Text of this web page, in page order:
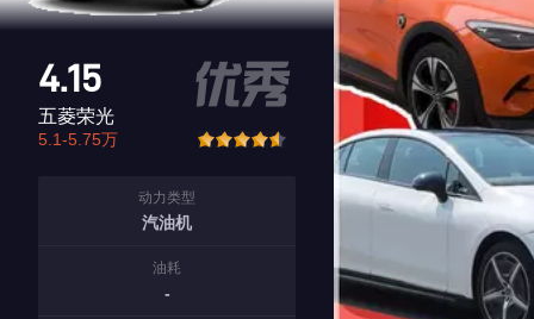
4.15
五菱荣光
5.1-5.75万
动力类型
汽油机
油耗
-